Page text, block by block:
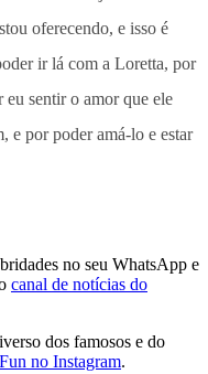
oferecendo, e isso é
ir lá com a Loretta, por
eu sentir o amor que ele
e por poder amá-lo e estar
no seu WhatsApp e
canal de notícias do
dos famosos e do
no Instagram.